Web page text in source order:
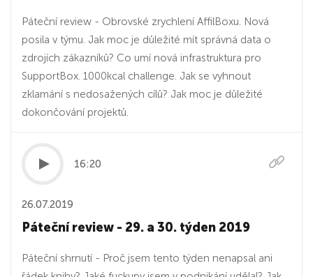
Páteční review - Obrovské zrychlení AffilBoxu. Nová
posila v týmu. Jak moc je důležité mít správná data o
zdrojích zákazníků? Co umí nová infrastruktura pro
SupportBox. 1000kcal challenge. Jak se vyhnout
zklamání s nedosažených cílů? Jak moc je důležité
dokončování projektů.
16:20
26.07.2019
Páteční review - 29. a 30. týden 2019
Páteční shrnutí - Proč jsem tento týden nenapsal ani